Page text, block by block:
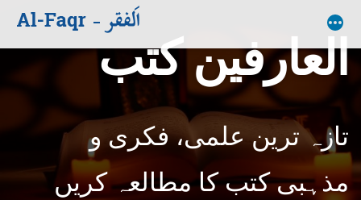
العارفین کتب
تازہ ترین علمی، فکری و
مذہبی کتب کا مطالعہ کریں